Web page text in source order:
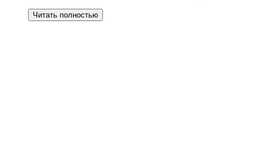
Читать полностью